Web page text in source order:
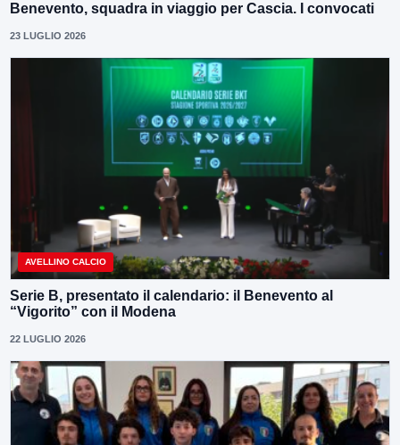
Benevento, squadra in viaggio per Cascia. I convocati
23 LUGLIO 2026
AVELLINO CALCIO
Serie B, presentato il calendario: il Benevento al
“Vigorito” con il Modena
22 LUGLIO 2026